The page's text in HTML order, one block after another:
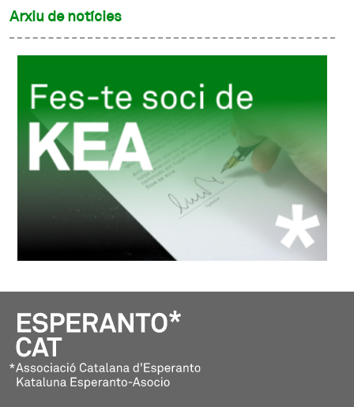
Arxiu de notícies